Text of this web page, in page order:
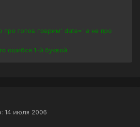
про гопов говрим' date=' а не про
ошибся 1-й буквой
14 июля 2006